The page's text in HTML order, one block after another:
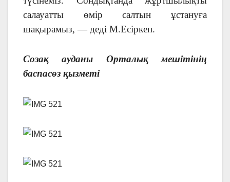
салауатты өмір салтын ұстануға
шақырамыз, — деді М.Есіркеп.
Созақ ауданы Орталық мешітінің
баспасөз қызметі